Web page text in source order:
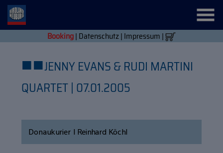
Booking| Datenschutz| Impressum |
■■JENNY EVANS & RUDI MARTINI
QUARTET | 07.01.2005
Donaukurier | Reinhard Köchl